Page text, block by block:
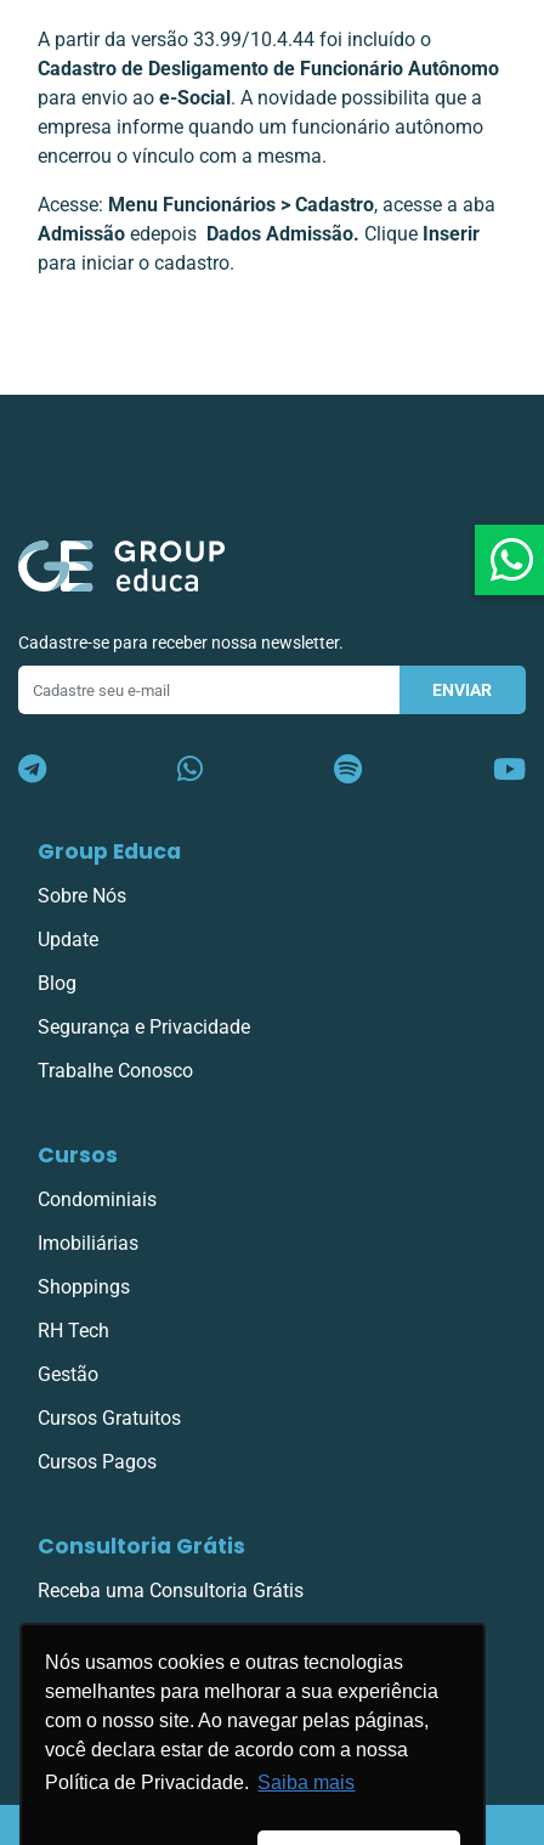
Nós usamos cookies e outras tecnologias
semelhantes para melhorar a sua experiência
com o nosso site. Ao navegar pelas páginas,
você declara estar de acordo com a nossa
Política de Privacidade. Saiba mais
A partir da versão 33.99/10.4.44 foi incluído o
Cadastro de Desligamento de Funcionário Autônomo
para envio ao e-Social. A novidade possibilita que a
empresa informe quando um funcionário autônomo
encerrou o vínculo com a mesma.
Acesse: Menu Funcionários > Cadastro, acesse a aba
Admissão edepois Dados Admissão. Clique Inserir
para iniciar o cadastro.
Cadastre-se para receber nossa newsletter.
ENVIAR
Group Educa
Sobre Nós
Update
Blog
Segurança e Privacidade
Trabalhe Conosco
Cursos
Condominiais
Imobiliárias
Shoppings
RH Tech
Gestão
Cursos Gratuitos
Cursos Pagos
Consultoria Grátis
Receba uma Consultoria Grátis